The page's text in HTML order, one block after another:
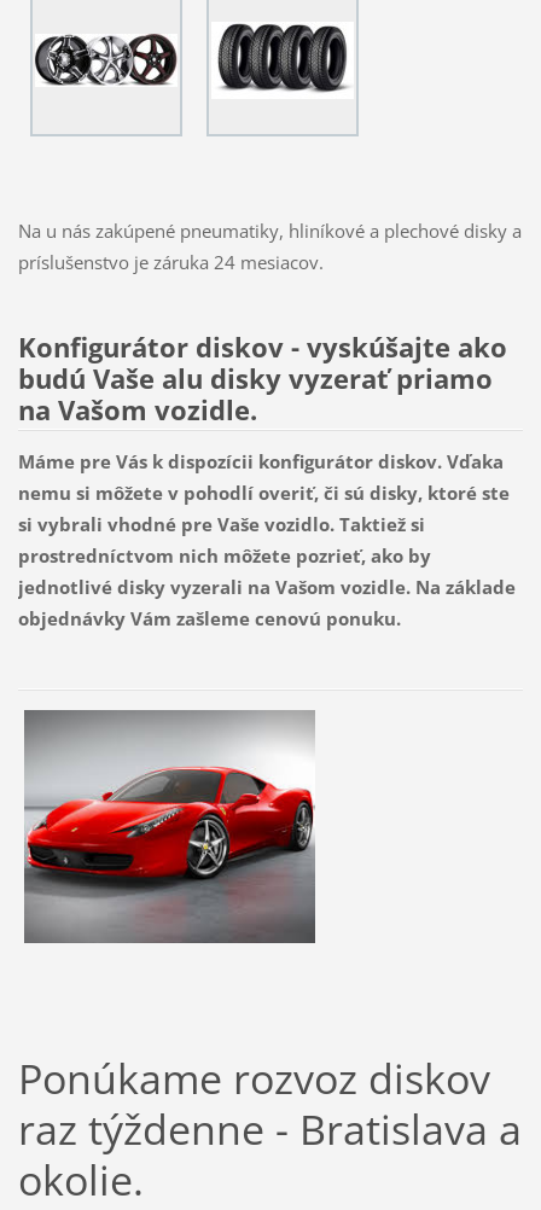
Na u nás zakúpené pneumatiky, hliníkové a plechové disky a
príslušenstvo je záruka 24 mesiacov.
Konfigurátor diskov - vyskúšajte ako
budú Vaše alu disky vyzerať priamo
na Vašom vozidle.
Máme pre Vás k dispozícii konfigurátor diskov. Vďaka
nemu si môžete v pohodlí overiť, či sú disky, ktoré ste
si vybrali vhodné pre Vaše vozidlo. Taktiež si
prostredníctvom nich môžete pozrieť, ako by
jednotlivé disky vyzerali na Vašom vozidle. Na základe
objednávky Vám zašleme cenovú ponuku.
Ponúkame rozvoz diskov
raz týždenne - Bratislava a
okolie.